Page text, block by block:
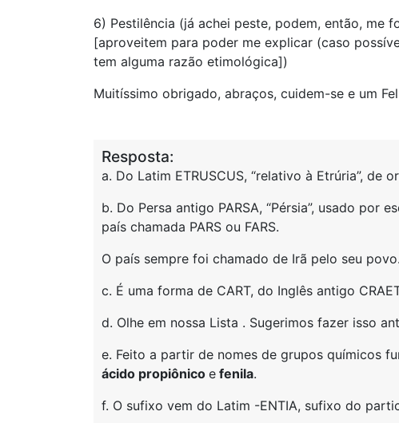
6) Pestilência (já achei peste, podem, então, me
[aproveitem para poder me explicar (caso
tem alguma razão etimológica])
Muitíssimo obrigado, abraços, cuidem-se e um
Resposta:
a. Do Latim ETRUSCUS, “relativo à Etrúria”, de
b. Do Persa antigo PARSA, “Pérsia”, usado
país chamada PARS ou FARS.
O país sempre foi chamado de Irã pelo seu povo.
c. É uma forma de CART, do Inglês antigo
d. Olhe em nossa Lista . Sugerimos fazer isso
e. Feito a partir de nomes de grupos químicos
ácido propiônico e fenila.
f. O sufixo vem do Latim -ENTIA, sufixo do